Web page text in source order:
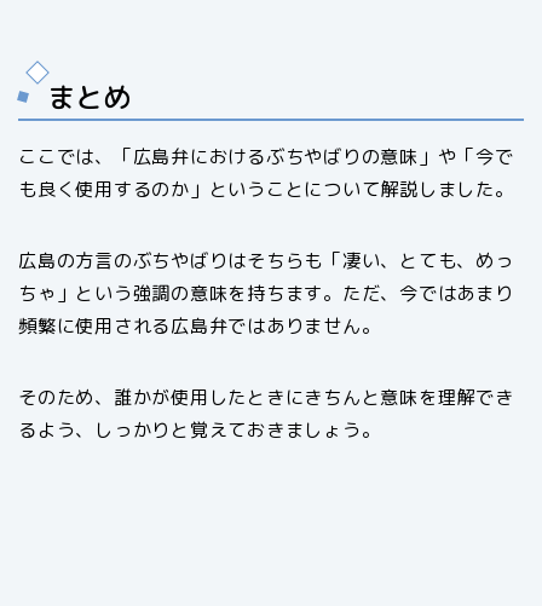
まとめ
ここでは、「広島弁におけるぶちやばりの意味」や「今で
も良く使用するのか」ということについて解説しました。
広島の方言のぶちやばりはそちらも「凄い、とても、めっ
ちゃ」という強調の意味を持ちます。ただ、今ではあまり
頻繁に使用される広島弁ではありません。
そのため、誰かが使用したときにきちんと意味を理解でき
るよう、しっかりと覚えておきましょう。